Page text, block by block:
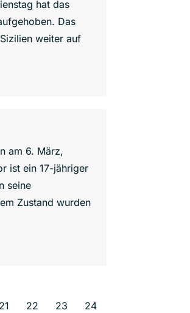
hat das
Das
weiter auf
am 6. März,
ist ein 17-jähriger
seine
Zustand wurden
21 22 23
24